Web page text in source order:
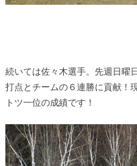
続いては佐々木選手。先週日曜
打点とチームの６連勝に貢献！
トツ一位の成績です！